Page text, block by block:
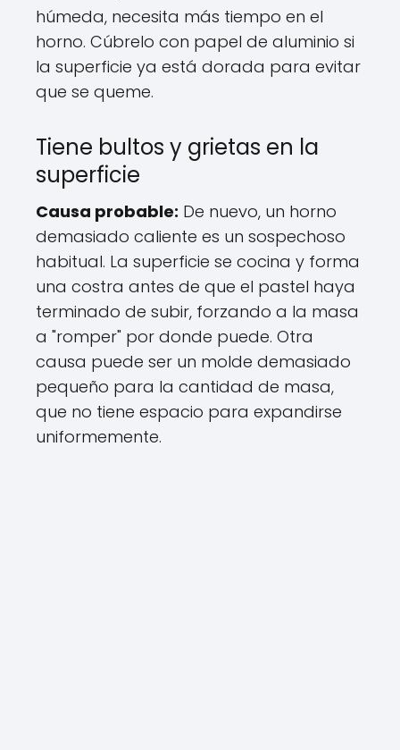
húmeda, necesita más tiempo en el
horno. Cúbrelo con papel de aluminio si
la superficie ya está dorada para evitar
que se queme.
Tiene bultos y grietas en la
superficie
Causa probable: De nuevo, un horno
demasiado caliente es un sospechoso
habitual. La superficie se cocina y forma
una costra antes de que el pastel haya
terminado de subir, forzando a la masa
a "romper" por donde puede. Otra
causa puede ser un molde demasiado
pequeño para la cantidad de masa,
que no tiene espacio para expandirse
uniformemente.